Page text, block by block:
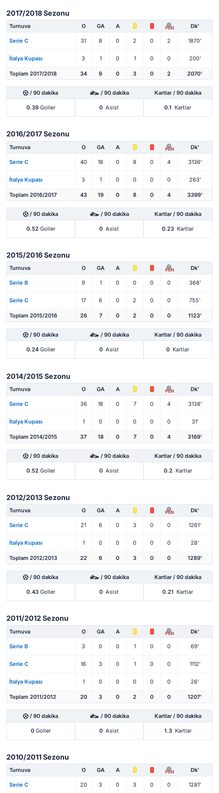
2017/2018 Sezonu
Turnuva O GA A PEN Dk'
Serie C 31 8 0 2 0 2 1870'
İtalya Kupası 3 1 0 1 0 0 200'
Toplam 2017/2018 34 9 0 3 0 2 2070'
/ 90 dakika / 90 dakika Kartlar / 90 dakika
0.39Goller 0 Asist 0.1 Kartlar
2016/2017 Sezonu
Turnuva O GA A PEN Dk'
Serie C 40 18 0 8 0 4 3136'
İtalya Kupası 3 1 0 0 0 0 263'
Toplam 2016/2017 43 19 0 8 0 4 3399'
/ 90 dakika / 90 dakika Kartlar / 90 dakika
0.52 Goller 0 Asist 0.23 Kartlar
2015/2016 Sezonu
Turnuva O GA A PEN Dk'
Serie B 9 1 0 0 0 0 368'
Serie C 17 6 0 2 0 0 755'
Toplam 2015/2016 26 7 0 2 0 0 1123'
/ 90 dakika / 90 dakika Kartlar / 90 dakika
0.24Goller 0 Asist 0 Kartlar
2014/2015 Sezonu
Turnuva O GA A PEN Dk'
Serie C 36 18 0 7 0 4 3138'
İtalya Kupası 1 0 0 0 0 0 31'
Toplam 2014/2015 37 18 0 7 0 4 3169'
/ 90 dakika / 90 dakika Kartlar / 90 dakika
0.52Goller 0 Asist 0.2 Kartlar
2012/2013 Sezonu
Turnuva O GA A PEN Dk'
Serie C 21 6 0 3 0 0 1261'
İtalya Kupası 1 0 0 0 0 0 28'
Toplam 2012/2013 22 6 0 3 0 0 1289'
/ 90 dakika / 90 dakika Kartlar / 90 dakika
0.43Goller 0 Asist 0.21 Kartlar
2011/2012 Sezonu
Turnuva O GA A PEN Dk'
Serie B 3 0 0 1 0 0 69'
Serie C 16 3 0 1 0 0 1112'
İtalya Kupası 1 0 0 0 0 0 26'
Toplam 2011/2012 20 3 0 2 0 0 1207'
/ 90 dakika / 90 dakika Kartlar / 90 dakika
0Goller 0 Asist 1.3 Kartlar
2010/2011 Sezonu
Turnuva O GA A PEN Dk'
Serie C 20 3 0 3 0 0 1281'